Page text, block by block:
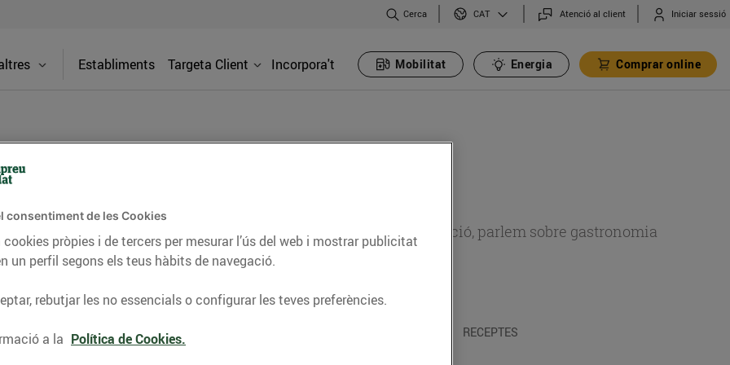
Cerca CAT Atenció al client Iniciar sessió
Establiments Targeta Client Incorpora't Mobilitat Energia Comprar online
consells nutricionals, informació d’actualitat sobre alimentació, parlem sobre gastronomia
del nostre territori i molts altres temes.
CONSELLS I HÀBITS SALUDABLES RECEPTES
consentiment de les Cookies
pròpies i de tercers per mesurar l’ús del web i mostrar publicitat
un perfil segons els teus hàbits de navegació.
rebutjar les no essencials o configurar les teves preferències.
a la Política de Cookies.